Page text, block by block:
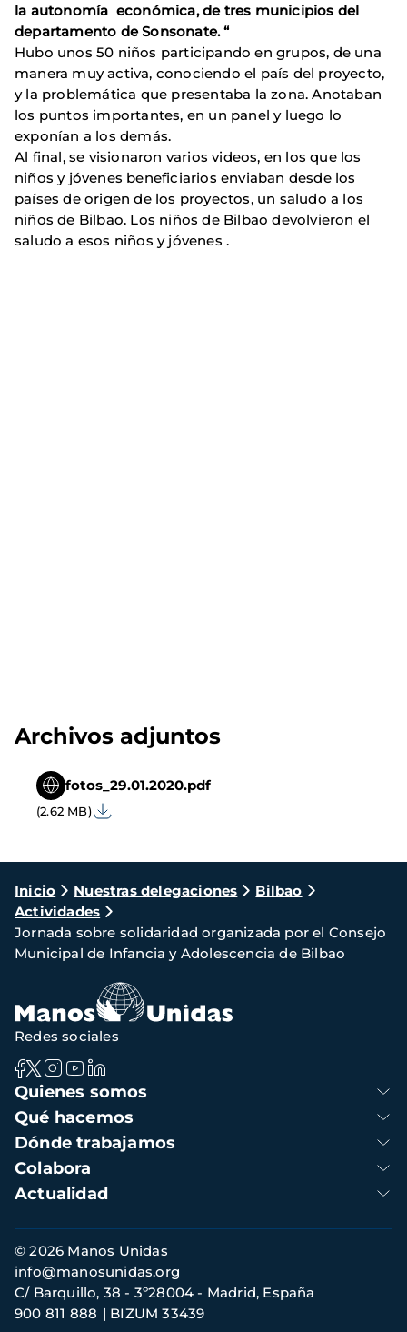
la autonomía económica, de tres municipios del
departamento de Sonsonate. “
Hubo unos 50 niños participando en grupos, de una
manera muy activa, conociendo el país del proyecto,
y la problemática que presentaba la zona. Anotaban
los puntos importantes, en un panel y luego lo
exponían a los demás.
Al final, se visionaron varios videos, en los que los
niños y jóvenes beneficiarios enviaban desde los
países de origen de los proyectos, un saludo a los
niños de Bilbao. Los niños de Bilbao devolvieron el
saludo a esos niños y jóvenes .
Archivos adjuntos
fotos_29.01.2020.pdf
(2.62 MB)
Ruta
de
navegación
Inicio Nuestras delegaciones
Bilbao
Actividades
Jornada sobre solidaridad organizada por el Consejo
Municipal de Infancia y Adolescencia de Bilbao
Navegación
principal
Quienes somos
Qué hacemos
Dónde trabajamos
Colabora
Actualidad
Redes sociales
Información
de
contacto
© 2026 Manos Unidas
C/ Barquillo, 38 - 3º28004 - Madrid, España
900 811 888
BIZUM 33439
info@manosunidas.org